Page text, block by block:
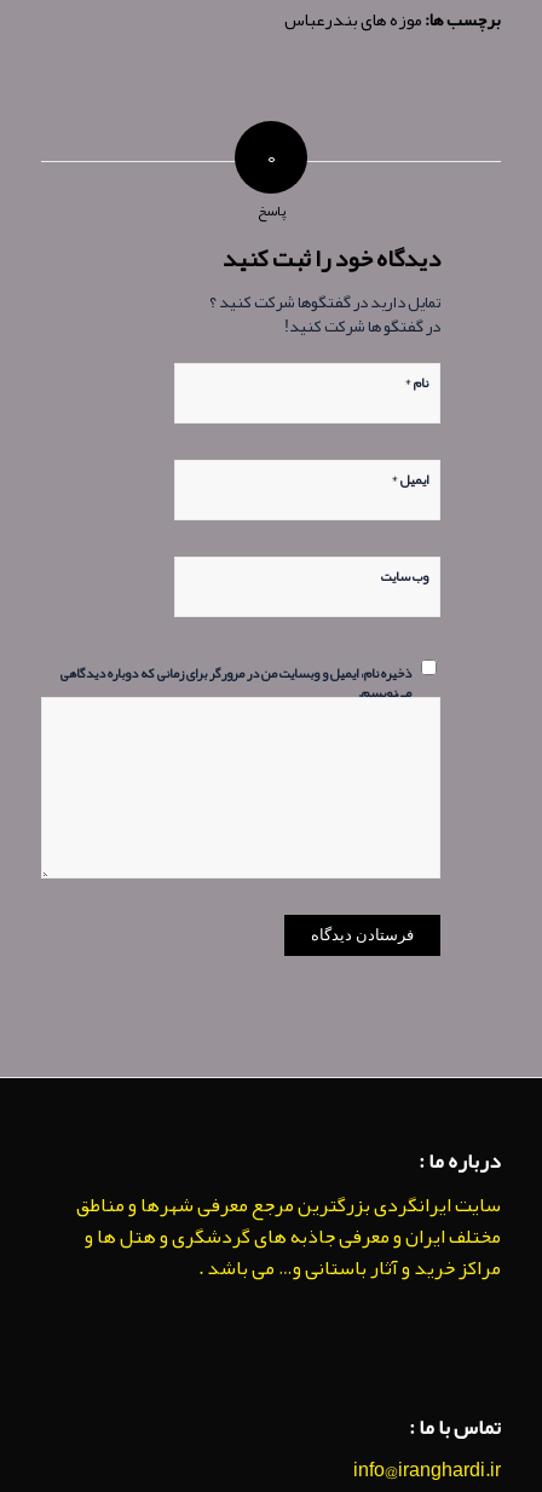
برچسب ها:موزه های بندرعباس
۰
پاسخ
دیدگاه خود را ثبت کنید
تمایل دارید در گفتگوها شرکت کنید ؟
در گفتگو ها شرکت کنید!
نام*
ایمیل*
وب‌ سایت
ذخیره نام، ایمیل و وبسایت من در مرورگر برای زمانی که دوباره دیدگاهی
می‌نویسم.
درباره ما :
سایت ایرانگردی بزرگترین مرجع معرفی شهرها و مناطق
مختلف ایران و معرفی جاذبه های گردشگری و هتل ها و
مراکز خرید و آثار باستانی و… می باشد .
تماس با ما :
info@iranghardi.ir